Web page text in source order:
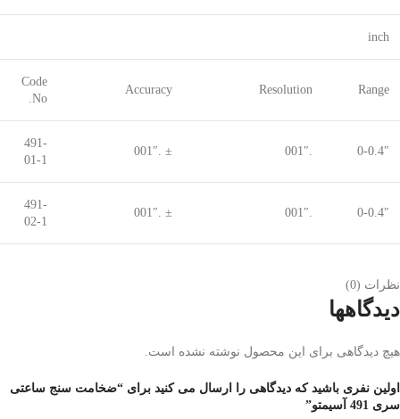
inch
Range
Resolution
Accuracy
Code
No.
0-0.4″
± .001″
491-
01-1
0-0.4″
± .001″
491-
02-1
نظرات (0)
دیدگاهها
هیچ دیدگاهی برای این محصول نوشته نشده است.
اولین نفری باشید که دیدگاهی را ارسال می کنید برای “ضخامت سنج ساعتی
سری 491 آسیمتو”